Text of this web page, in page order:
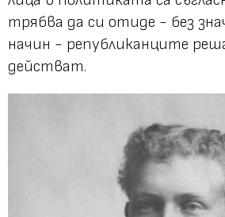
трябва да си отиде - без
начин - републиканците
действат.